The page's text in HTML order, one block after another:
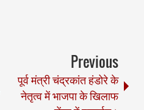
Previous
पूर्व मंत्री चंद्रकांत हंडोरे के
नेतृत्व में भाजपा के खिलाफ